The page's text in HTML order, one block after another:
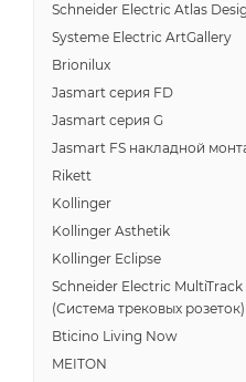
Schneider Electric Atlas
Systeme Electric ArtGallery
Brionilux
Jasmart серия FD
Jasmart серия G
Jasmart FS накладной
Rikett
Kollinger
Kollinger Asthetik
Kollinger Eclipse
Schneider Electric MultiTrack
(Система трековых розеток)
Bticino Living Now
MEITON